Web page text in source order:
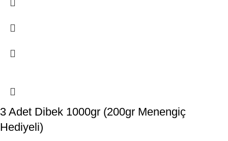
3 Adet Dibek 1000gr (200gr Menengiç
Hediyeli)